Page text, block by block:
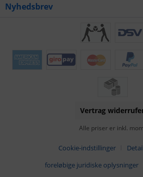
Nyhedsbrev
Vertrag
Alle priser er inkl.
Cookie-indstillinger
foreløbige juridiske oplysninger